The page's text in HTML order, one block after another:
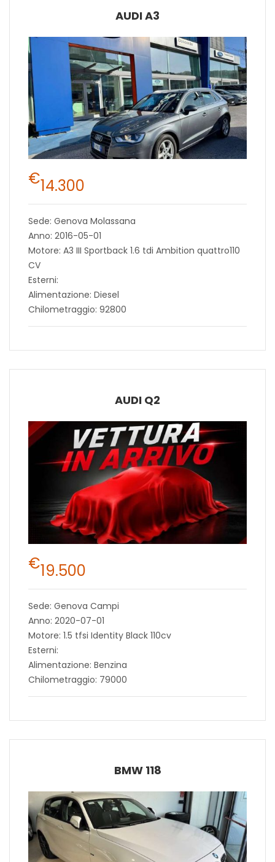
AUDI A3
€14.300
Sede: Genova Molassana
Anno: 2016-05-01
Motore: A3 III Sportback 1.6 tdi Ambition quattro110
CV
Esterni:
Alimentazione: Diesel
Chilometraggio: 92800
AUDI Q2
€19.500
Sede: Genova Campi
Anno: 2020-07-01
Motore: 1.5 tfsi Identity Black 110cv
Esterni:
Alimentazione: Benzina
Chilometraggio: 79000
BMW 118